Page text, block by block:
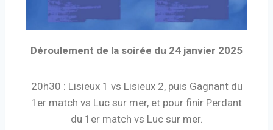
Déroulement de la soirée du 24 janvier 2025
20h30 : Lisieux 1 vs Lisieux 2, puis Gagnant du
1er match vs Luc sur mer, et pour finir Perdant
du 1er match vs Luc sur mer.